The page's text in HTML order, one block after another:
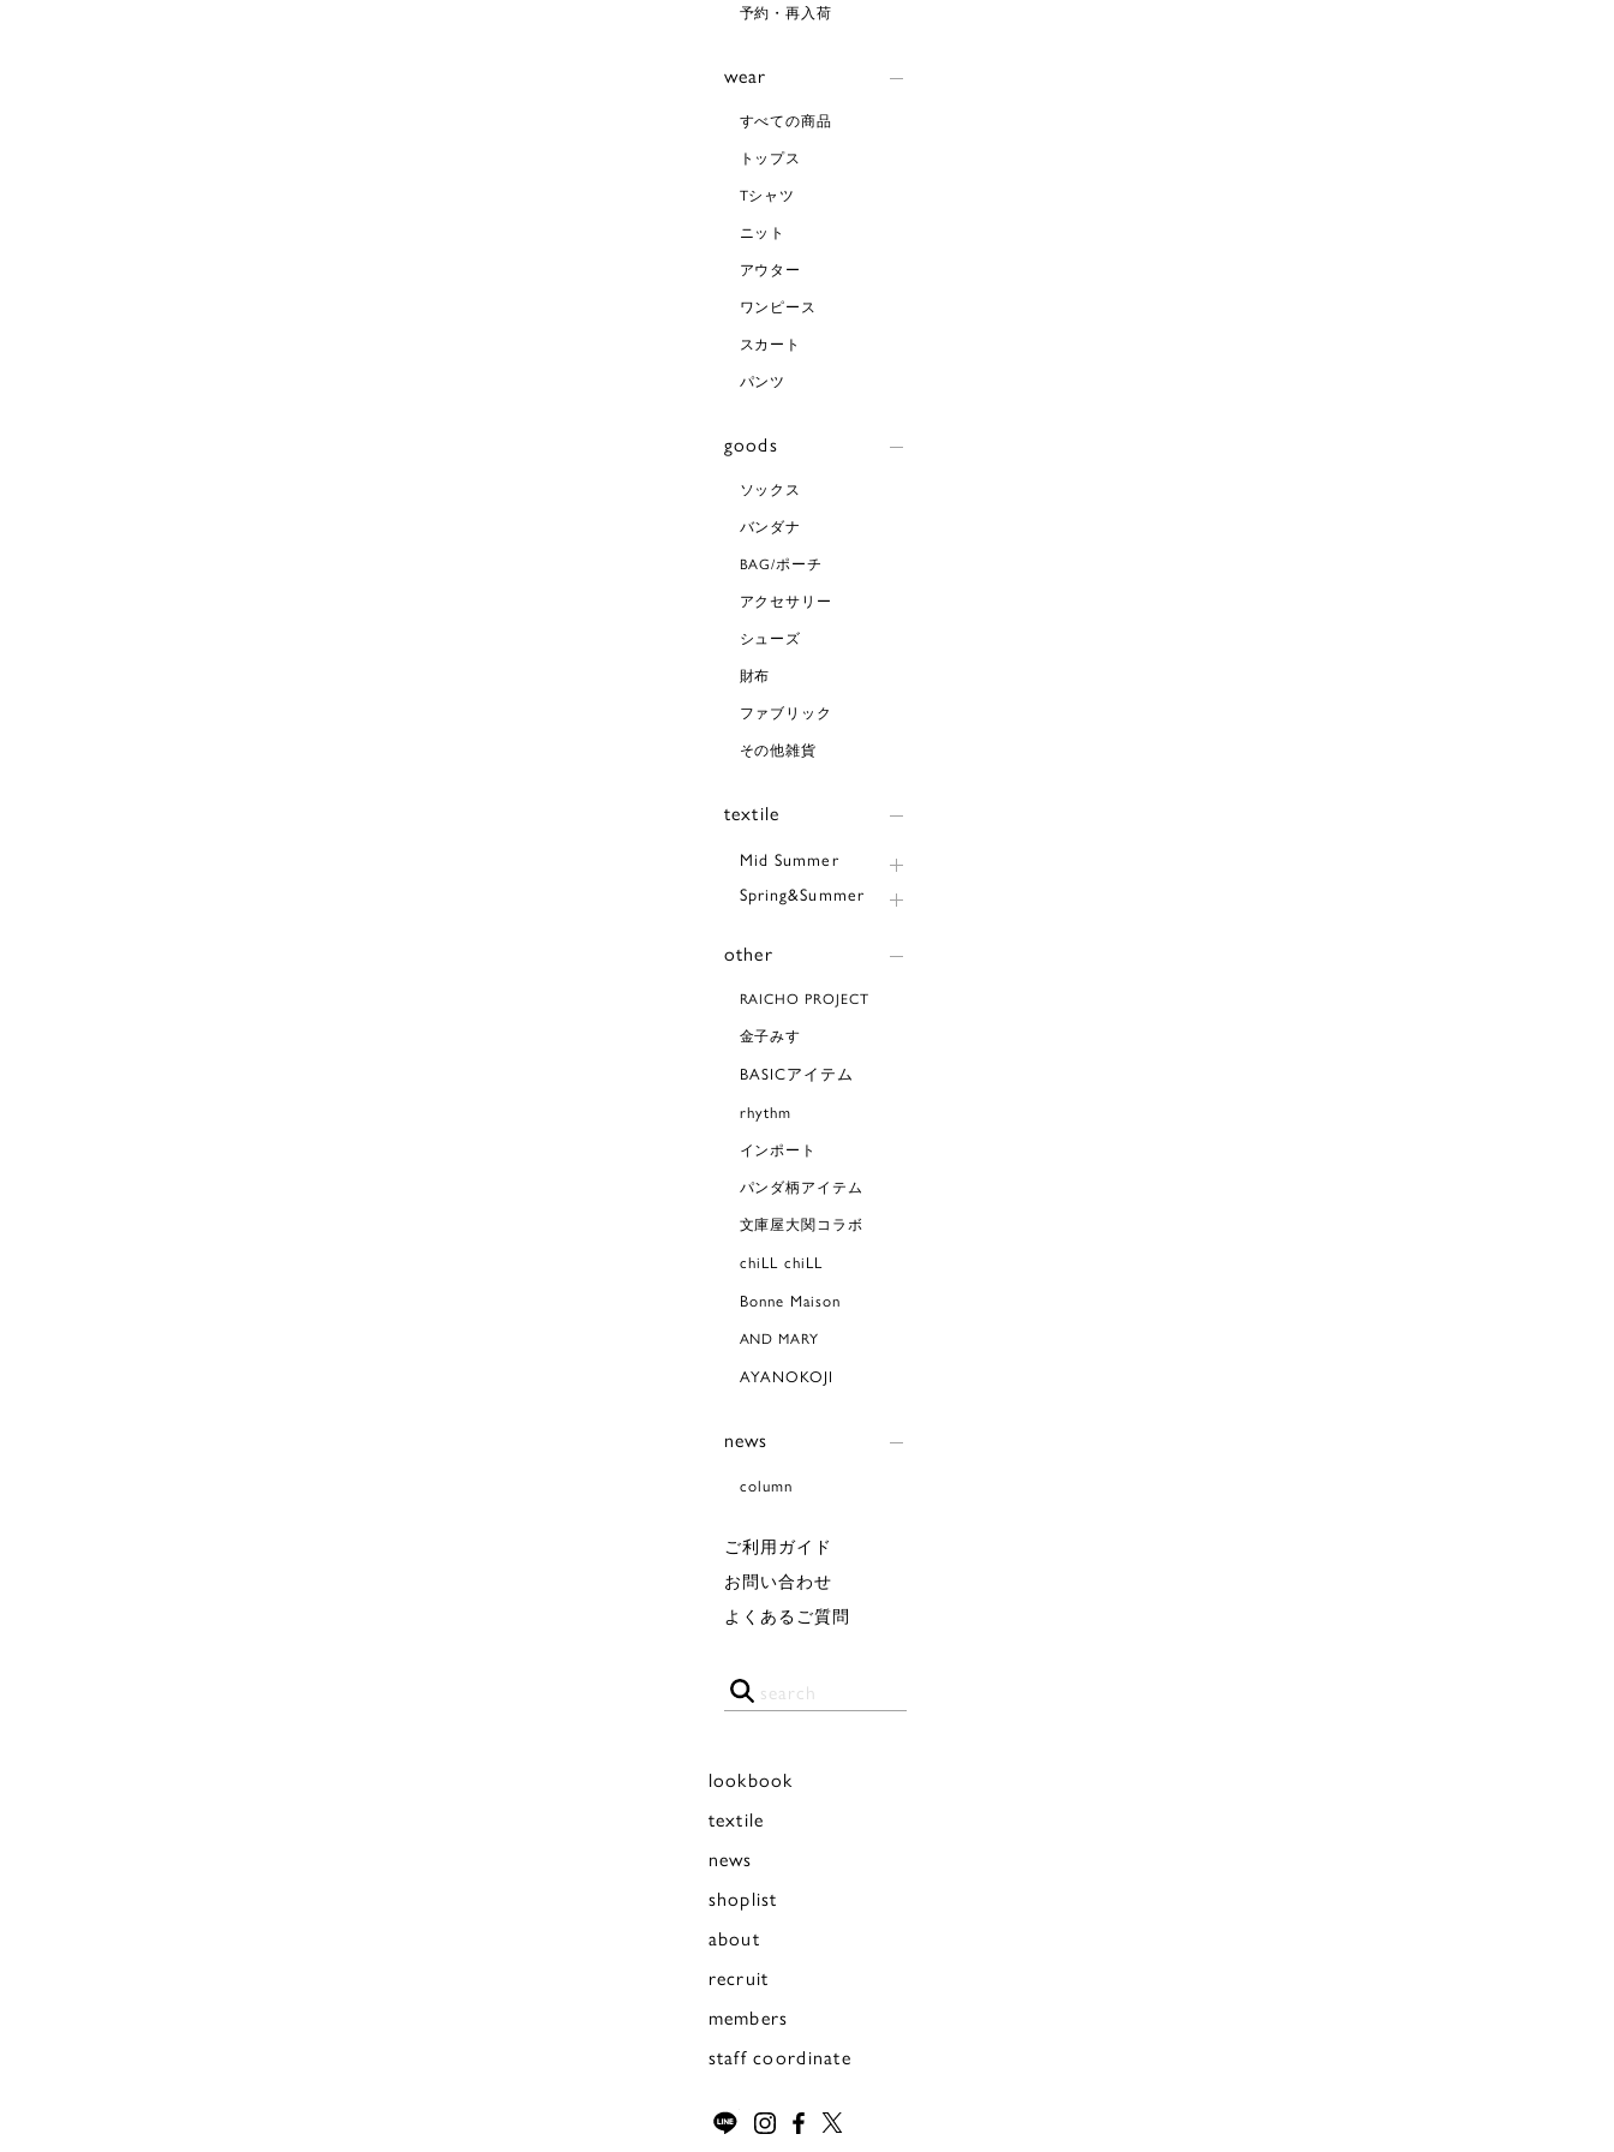
予約・再入荷
wear
すべての商品
トップス
Tシャツ
ニット
アウター
ワンピース
スカート
パンツ
goods
ソックス
バンダナ
BAG/ポーチ
アクセサリー
シューズ
財布
ファブリック
その他雑貨
textile
Mid Summer
Spring&Summer
other
RAICHO PROJECT
金子みすゞ
BASICアイテム
rhythm
インポート
パンダ柄アイテム
文庫屋大関コラボ
chiLL chiLL
Bonne Maison
AND MARY
AYANOKOJI
news
column
ご利用ガイド
お問い合わせ
よくあるご質問
lookbook
textile
news
shoplist
about
recruit
members
staff coordinate